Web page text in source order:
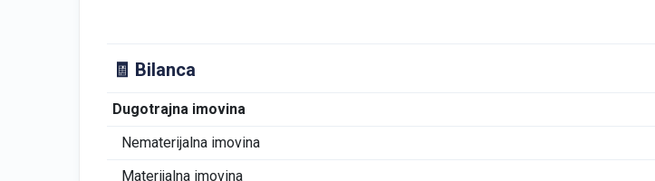
🧾 Bilanca
Dugotrajna imovina
Nematerijalna imovina
Materijalna imovina